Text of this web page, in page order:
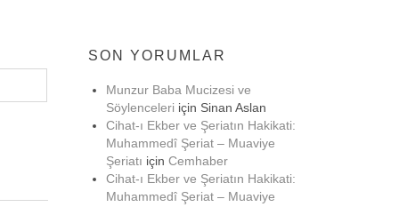
SON YORUMLAR
Munzur Baba Mucizesi ve
Söylenceleri için Sinan Aslan
Cihat-ı Ekber ve Şeriatın Hakikati:
Muhammedî Şeriat – Muaviye
Şeriatı için Cemhaber
Cihat-ı Ekber ve Şeriatın Hakikati:
Muhammedî Şeriat – Muaviye